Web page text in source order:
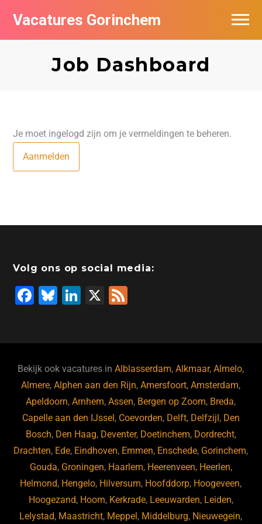
Vacatures Gorinchem
Job Dashboard
Je moet ingelogd zijn om je vermeldingen te beheren.
Aanmelden
Volg ons op social media:
F
b
o
o
k
Bl
ky
Li
dI
n
X
Bekijk ook vacatures inAlblasserdam,Alkmaar,Almelo,
Almere,Alphen aan den Rijn,Amersfoort,Amsterdam,
Apeldoorn,Arnhem,Assen, Bergen op Zoom, Breda,
Capelle aan den IJssel, Coevorden, Delft, Delfzijl, Den
Bosch, Den Haag, Deventer, Doetinchem, Dordrecht,
Drachten, Ede, Eindhoven, Emmen, Enschede, Gorinchem,
Gouda, Groningen, Haarlem, Heerenveen, Heerlen,
Helmond, Hengelo, Hilversum, Hoofddorp, Hoogeveen,
Hoogezand, Hoorn, Kerkrade, Leeuwarden, Leiden,
Lelystad, Maastricht, Meppel, Middelburg, Nieuwegein,
Vacatures bij bedrijven in Gorinchem
De populairste vacatures in Gorinchem